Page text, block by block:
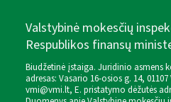
Valstybinė mokesčių
Respublikos finansų
Biudžetinė įstaiga. Juridinio asmens
adresas: Vasario 16-osios g. 14,
vmi@vmi.lt, E. pristatymo dėžutės